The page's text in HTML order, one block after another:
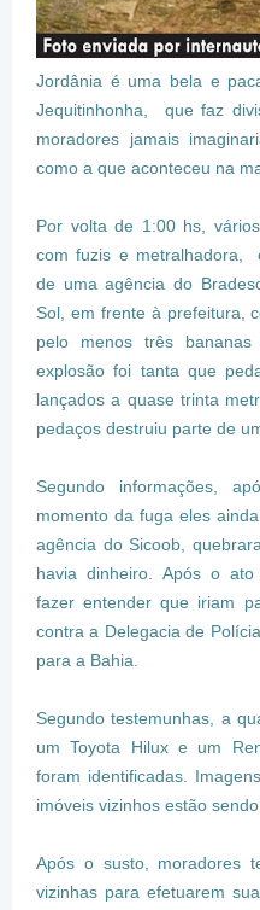
Jordânia é uma bela e
Jequitinhonha, que faz
moradores jamais
como a que aconteceu na
Por volta de 1:00 hs,
com fuzis e metralhadora,
de uma agência do
Sol, em frente à prefeitura,
pelo menos três
explosão foi tanta que
lançados a quase trinta
pedaços destruiu parte de
Segundo informações,
momento da fuga eles
agência do Sicoob,
havia dinheiro. Após o
fazer entender que iriam
contra a Delegacia de
para a Bahia.
Segundo testemunhas, a
um Toyota Hilux e um
foram identificadas.
imóveis vizinhos estão
Após o susto, moradores
vizinhas para efetuarem